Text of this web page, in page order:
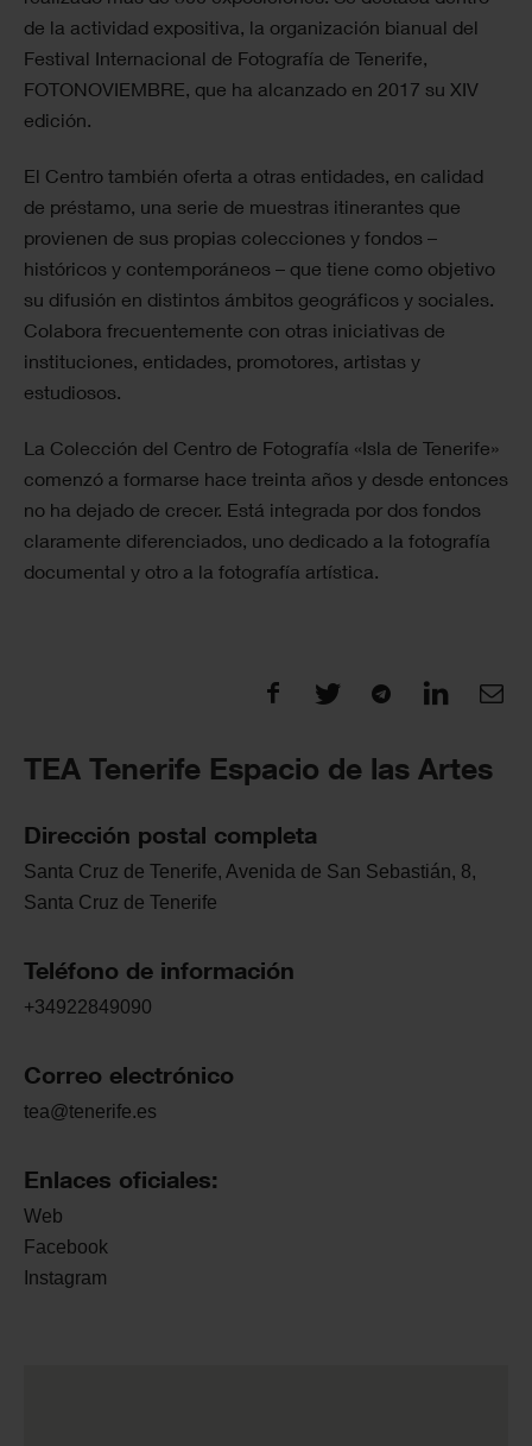
de la actividad expositiva, la organización bianual del
Festival Internacional de Fotografía de Tenerife,
FOTONOVIEMBRE, que ha alcanzado en 2017 su XIV
edición.
El Centro también oferta a otras entidades, en calidad
de préstamo, una serie de muestras itinerantes que
provienen de sus propias colecciones y fondos –
históricos y contemporáneos – que tiene como objetivo
su difusión en distintos ámbitos geográficos y sociales.
Colabora frecuentemente con otras iniciativas de
instituciones, entidades, promotores, artistas y
estudiosos.
La Colección del Centro de Fotografía «Isla de Tenerife»
comenzó a formarse hace treinta años y desde entonces
no ha dejado de crecer. Está integrada por dos fondos
claramente diferenciados, uno dedicado a la fotografía
documental y otro a la fotografía artística.
TEA Tenerife Espacio de las Artes
Dirección postal completa
Santa Cruz de Tenerife, Avenida de San Sebastián, 8,
Santa Cruz de Tenerife
Teléfono de información
+34922849090
Correo electrónico
tea@tenerife.es
Enlaces oficiales:
Web
Facebook
Instagram